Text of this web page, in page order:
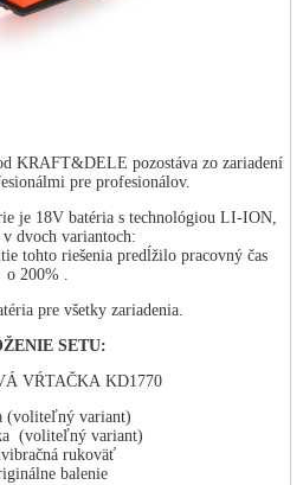
KRAFT&DELE pozostáva zo zariadení
pre profesionálov.
je 18V batéria s technológiou LI-ION,
v dvoch variantoch:
tohto riešenia predĺžilo pracovný čas
o 200% .
pre všetky zariadenia.
SETU:
VŔTAČKA KD1770
(voliteľný variant)
(voliteľný variant)
rukoväť
balenie